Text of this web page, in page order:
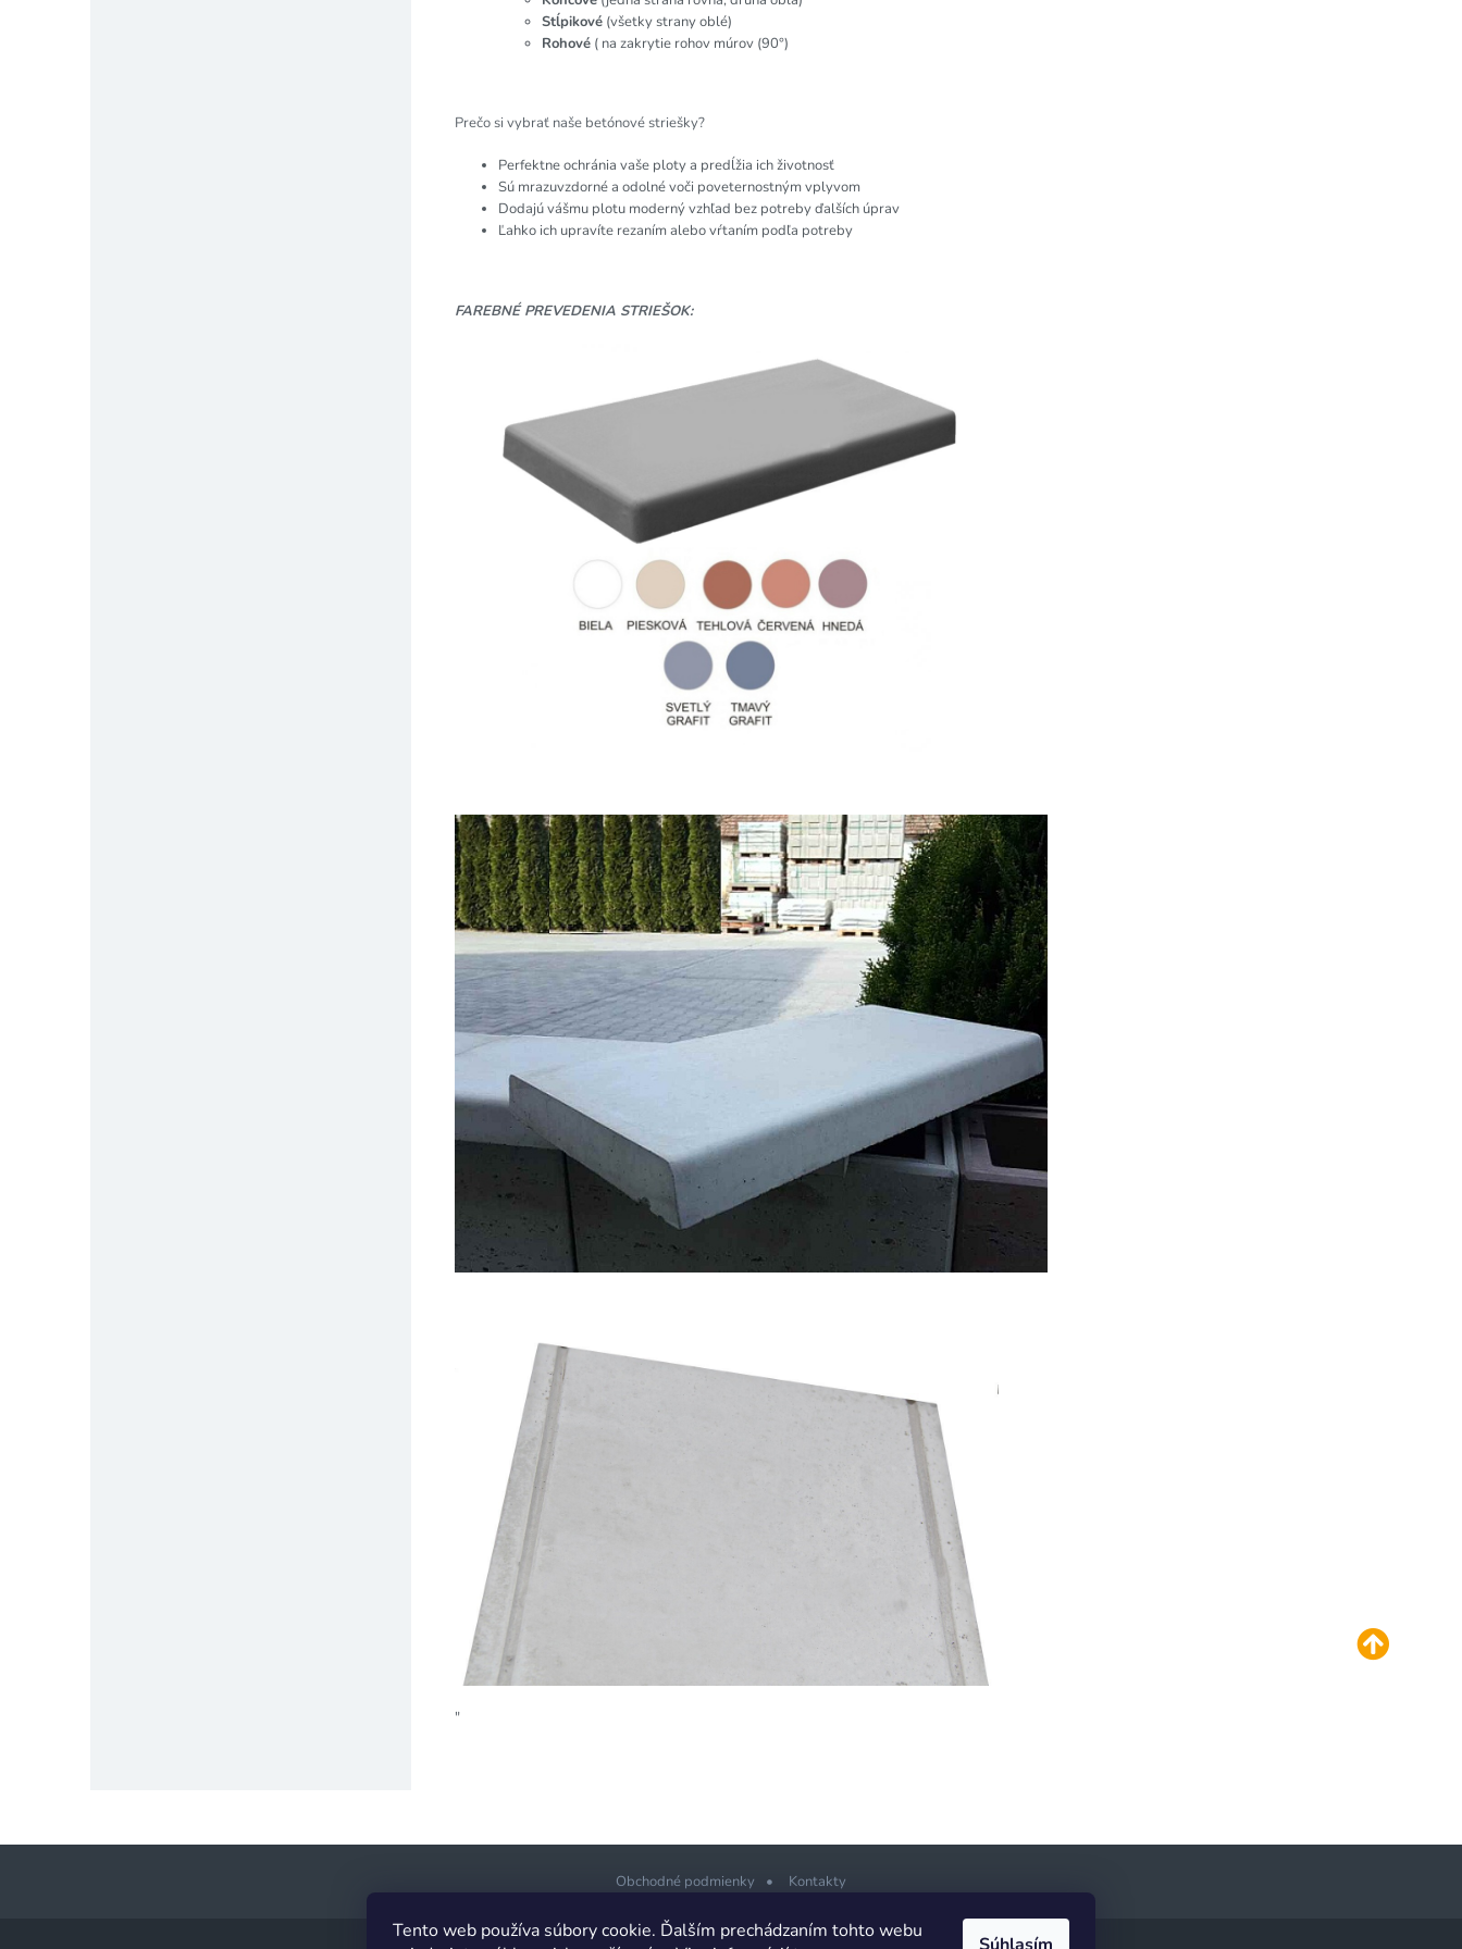
Tento web používa súbory cookie. Ďalším prechádzaním tohto webu
Stĺpikové (všetky strany oblé)
Rohové ( na zakrytie rohov múrov (90°)
Prečo si vybrať naše betónové striešky?
Perfektne ochránia vaše ploty a predĺžia ich životnosť
Sú mrazuvzdorné a odolné voči poveternostným vplyvom
Dodajú vášmu plotu moderný vzhľad bez potreby ďalších úprav
Ľahko ich upravíte rezaním alebo vŕtaním podľa potreby
FAREBNÉ PREVEDENIA STRIEŠOK:
"
Obchodné podmienky Kontakty